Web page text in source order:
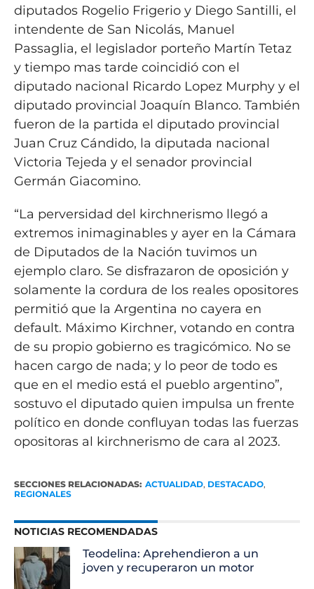
diputados Rogelio Frigerio y Diego Santilli, el
intendente de San Nicolás, Manuel
Passaglia, el legislador porteño Martín Tetaz
y tiempo mas tarde coincidió con el
diputado nacional Ricardo Lopez Murphy y el
diputado provincial Joaquín Blanco. También
fueron de la partida el diputado provincial
Juan Cruz Cándido, la diputada nacional
Victoria Tejeda y el senador provincial
Germán Giacomino.
“La perversidad del kirchnerismo llegó a
extremos inimaginables y ayer en la Cámara
de Diputados de la Nación tuvimos un
ejemplo claro. Se disfrazaron de oposición y
solamente la cordura de los reales opositores
permitió que la Argentina no cayera en
default. Máximo Kirchner, votando en contra
de su propio gobierno es tragicómico. No se
hacen cargo de nada; y lo peor de todo es
que en el medio está el pueblo argentino”,
sostuvo el diputado quien impulsa un frente
político en donde confluyan todas las fuerzas
opositoras al kirchnerismo de cara al 2023.
SECCIONES RELACIONADAS: ACTUALIDAD, DESTACADO,
REGIONALES
NOTICIAS RECOMENDADAS
Teodelina: Aprehendieron a un
joven y recuperaron un motor